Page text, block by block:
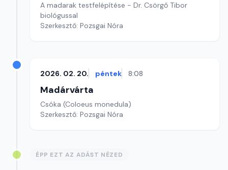
A madarak testfelépítése - Dr. Csörgő Tibor
biológussal
Szerkesztő: Pozsgai Nóra
2026. 02. 20. péntek 8:08
Madárvárta
Csóka (Coloeus monedula)
Szerkesztő: Pozsgai Nóra
ÉPP EZT AZ ADÁST NÉZED